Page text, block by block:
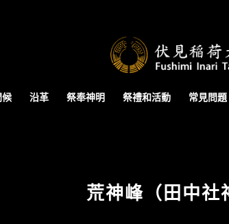
候 沿革 祭奉神明 祭禮和活動 常見問題
荒神峰（田中社